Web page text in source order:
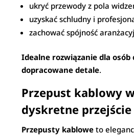
ukryć przewody z pola
uzyskać schludny i
zachować spójność
Idealne rozwiązanie dla osób
dopracowane detale.
Przepust kablowy
dyskretne
Przepusty kablowe to